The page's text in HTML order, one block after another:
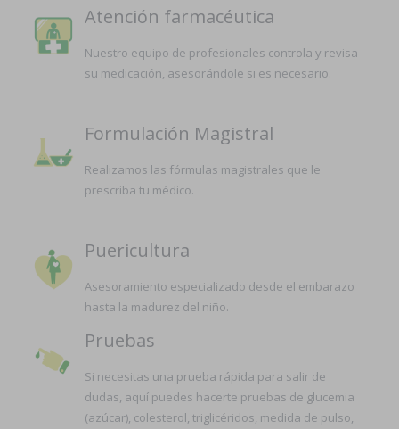
Atención farmacéutica
Nuestro equipo de profesionales controla y revisa
su medicación, asesorándole si es necesario.
Formulación Magistral
Realizamos las fórmulas magistrales que le
prescriba tu médico.
Puericultura
Asesoramiento especializado desde el embarazo
hasta la madurez del niño.
Pruebas
Si necesitas una prueba rápida para salir de
dudas, aquí puedes hacerte pruebas de glucemia
(azúcar), colesterol, triglicéridos, medida de pulso,